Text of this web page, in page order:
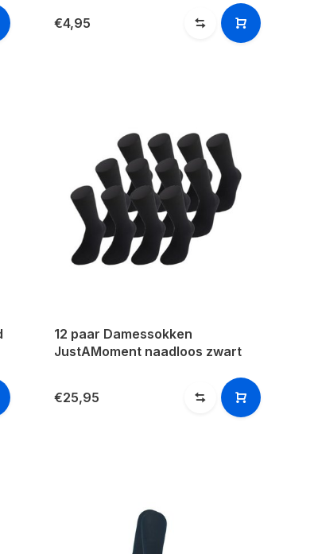
€4,95
12 paar Damessokken
JustAMoment naadloos zwart
€25,95